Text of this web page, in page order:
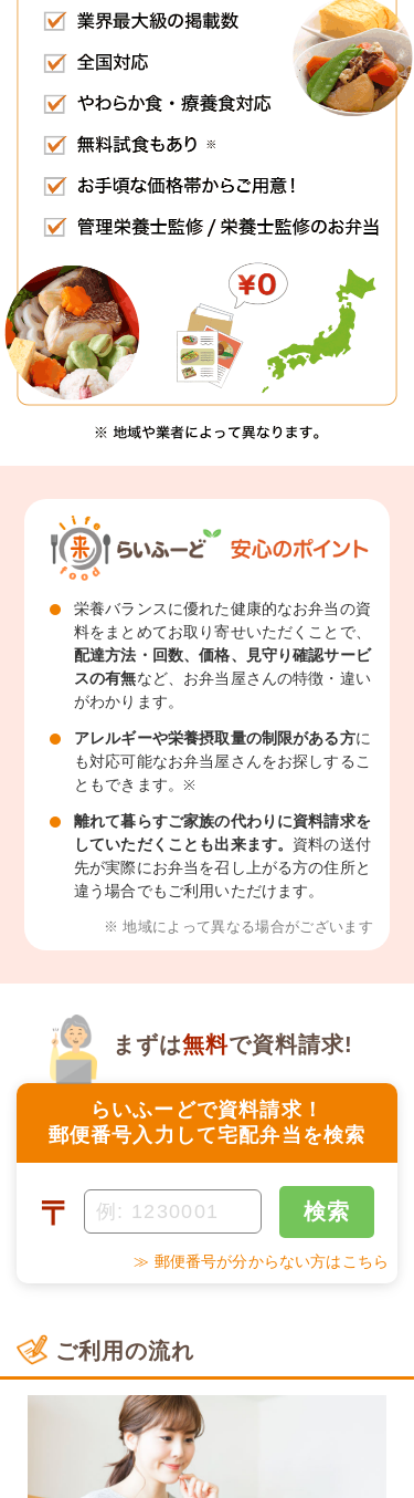
栄養バランスに優れた健康的なお弁当の資
料をまとめてお取り寄せいただくことで、
配達方法・回数、価格、見守り確認サービ
スの有無など、お弁当屋さんの特徴・違い
がわかります。
アレルギーや栄養摂取量の制限がある方に
も対応可能なお弁当屋さんをお探しするこ
ともできます。※
離れて暮らすご家族の代わりに資料請求を
していただくことも出来ます。 資料の送付
先が実際にお弁当を召し上がる方の住所と
違う場合でもご利用いただけます。
※ 地域によって異なる場合がございます
らいふーどで資料請求！
郵便番号入力して宅配弁当を検索
まずは無料で資料請求!
〒 検索
≫ 郵便番号が分からない方はこちら
ご利用の流れ